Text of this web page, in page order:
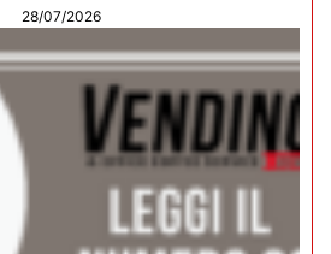
28/07/2026